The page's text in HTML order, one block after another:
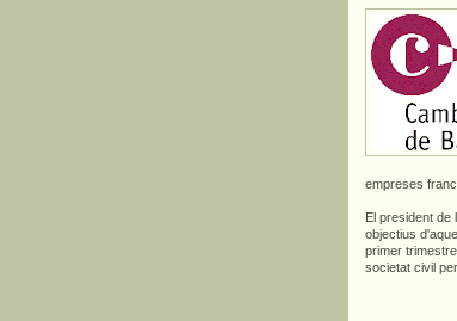
empreses
El president de
objectius
primer
societat civil